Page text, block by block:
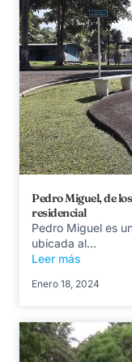
Pedro Miguel, de
residencial
Pedro Miguel es
ubicada al...
Leer más
Enero 18, 2024